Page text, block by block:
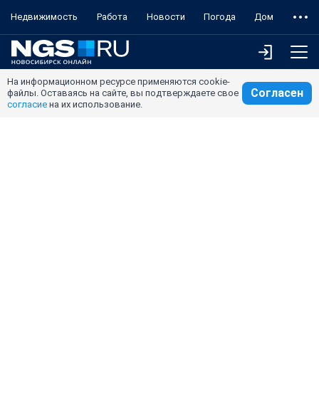
Недвижимость Работа Новости Погода Дом
На информационном ресурсе применяются cookie-
файлы. Оставаясь на сайте, вы подтверждаете свое
согласие на их использование.
Согласен